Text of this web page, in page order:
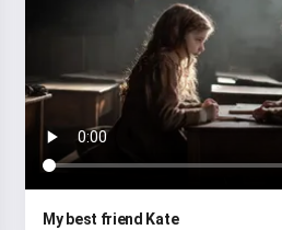
My best friend Kate